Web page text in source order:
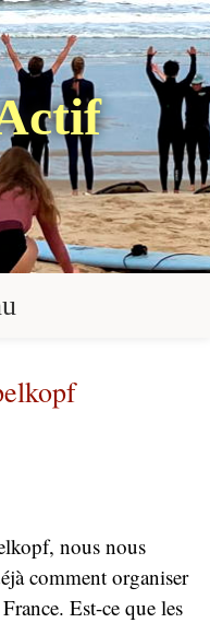
nous nous
comment organiser
Est-ce que les